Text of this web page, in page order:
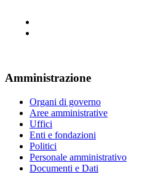
Amministrazione
Organi di governo
Aree amministrative
Uffici
Enti e fondazioni
Politici
Personale amministrativo
Documenti e Dati